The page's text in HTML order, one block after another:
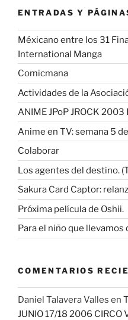
ENTRADAS Y
Méxicano entre los 31
International Manga
Comicmana
Actividades de la
ANIME JPoP JROCK 2003
Anime en TV: semana 5
Colaborar
Los agentes del destino.
Sakura Card Captor:
Próxima película de Oshii.
Para el niño que llevamos
COMENTARIOS
Daniel Talavera Valles en
JUNIO 17/18 2006 CIRCO